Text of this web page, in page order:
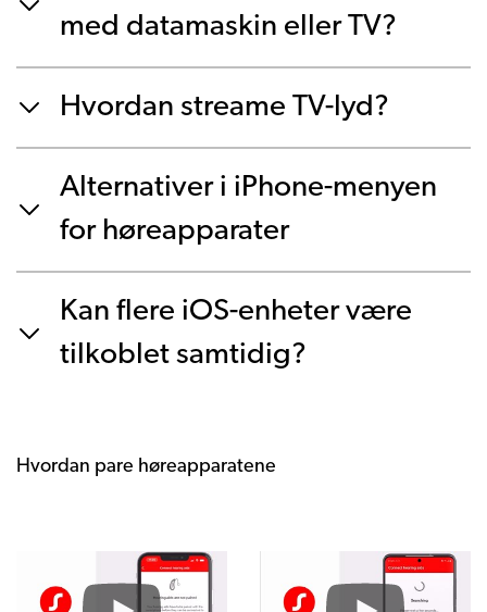
med datamaskin eller TV?
Hvordan streame TV-lyd?
Alternativer i iPhone-menyen
for høreapparater
Kan flere iOS-enheter være
tilkoblet samtidig?
Hvordan pare høreapparatene